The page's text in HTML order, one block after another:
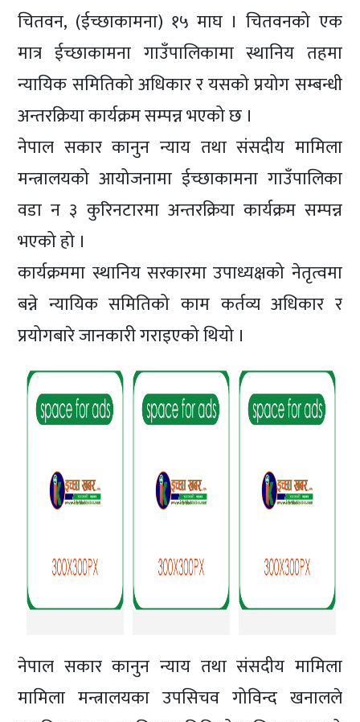
युनिकोड
चितवन, (ईच्छाकामना) १५ माघ । चितवनको एक
मात्र ईच्छाकामना गाउँपालिकामा स्थानिय तहमा
न्यायिक समितिको अधिकार र यसको प्रयोग सम्बन्धी
अन्तरक्रिया कार्यक्रम सम्पन्न भएको छ ।
नेपाल सकार कानुन न्याय तथा संसदीय मामिला
मन्त्रालयको आयोजनामा ईच्छाकामना गाउँपालिका
वडा न ३ कुरिनटारमा अन्तरक्रिया कार्यक्रम सम्पन्न
भएको हो ।
कार्यक्रममा स्थानिय सरकारमा उपाध्यक्षको नेतृत्वमा
बन्ने न्यायिक समितिको काम कर्तव्य अधिकार र
प्रयोगबारे जानकारी गराइएको थियो ।
नेपाल सकार कानुन न्याय तथा संसदीय मामिला
मामिला मन्त्रालयका उपसिचव गोविन्द खनालले